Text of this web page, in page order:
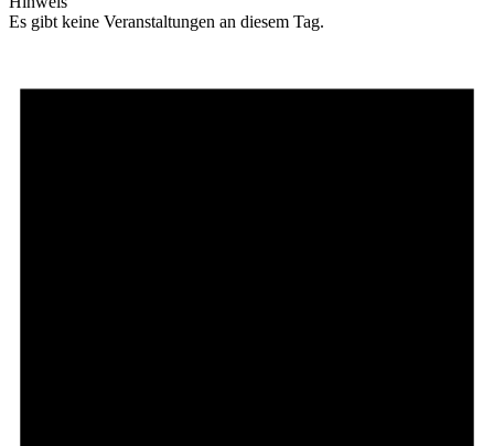
Es gibt keine Veranstaltungen an diesem Tag.